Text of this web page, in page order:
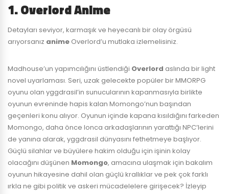
1. Overlord Anime
Detayları seviyor, karmaşık ve heyecanlı bir olay örgüsü
arıyorsanız anime Overlord’u mutlaka izlemelisiniz.
Madhouse’un yapımcılığını üstlendiği Overlord aslında bir light
novel uyarlaması. Seri, uzak gelecekte popüler bir MMORPG
oyunu olan yggdrasil’in sunucularının kapanmasıyla birlikte
oyunun evreninde hapis kalan Momongo’nun başından
geçenleri konu alıyor. Oyunun içinde kapana kısıldığını farkeden
Momongo, daha önce lonca arkadaşlarının yarattığı NPC’lerini
de yanına alarak, yggdrasil dünyasını fethetmeye başlıyor.
Güçlü silahlar ve büyülere hakim olduğu için işinin kolay
olacağını düşünen Momongo, amacına ulaşmak için bakalım
oyunun hikayesine dahil olan güçlü krallıklar ve pek çok farklı
ırkla ne gibi politik ve askeri mücadelelere girişecek? İzleyip